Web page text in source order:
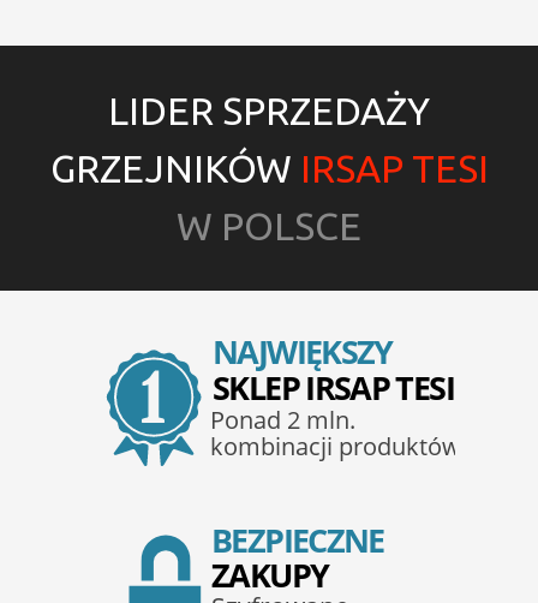
LIDER SPRZEDAŻY
GRZEJNIKÓW IRSAP TESI
W POLSCE